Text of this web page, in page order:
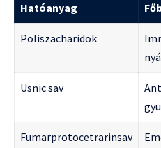
Hatóanyag
Poliszacharidok
Usnic sav
Fumarprotocetrarinsav